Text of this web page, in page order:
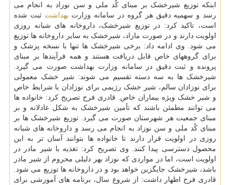
اینکه توزیع شیرخشک بر مبنای کُد ملی و سن نوزاد به انجام می
رسد و سهمیه دقیق هر گروه در سامانه وزارت بهداشت ثبت شده
است، تاکید کرد: در توزیع شیرخشک، داروخانه های شبانه روزی
اولویت دارند و در صورت مازاد، شیرخشک به سایر داروخانه ها توزیع
می شود. وی ادامه داد: برخی شیرخشک ها تنها با نسخه پزشک و
برای گروههای خاص قابل دریافت هستند و همه فرآیندها بر مبنای
پرونده و ثبت دقیق در سامانه وزارت بهداشت صورت می گیرد.
شیرخشک ها به سه دسته تقسیم می شوند: شیر خشک معمولی
برای نوزادان سالم، شیر خشک رژیمی برای نوزادان با شرایط خاص
و شیر خشک ویژه بیماران خاص. قادری فرح تصریح کرد: خانواده ها
می توانند مطمئن باشند که تأمین شیرخشک به شکل عادلانه و بر
مبنای جمعیت هر شهرستان صورت می گیرد. توزیع شیرخشک ها بر
مبنای کُد ملی و سن نوزاد به انجام می رسد و داروخانه های شبانه
روزی در اولویت قرار دارند تا خانواده ها بتوانند آسان تر به این
محصول دسترسی پیدا کنند. وی تصریح کرد: تغذیه با شیر مادر در
اولویت است، اما در مواردی که نوزاد بهر دلیلی محروم از شیر مادر
باشد، شیرخشک جایگزین خواهد بود و در داروخانه ها توزیع می شود.
قادری فرح اظهار داشت: از شروع سال، برنامه های آموزشی برای